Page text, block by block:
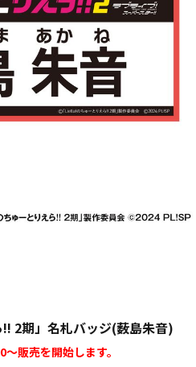
2期」名札バッジ(薮島朱音)
販売を開始します。